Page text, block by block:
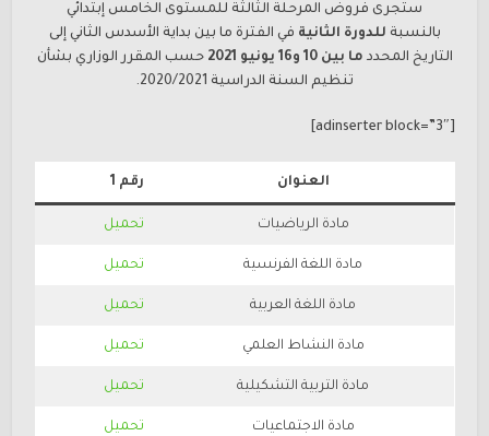
ستجرى فروض المرحلة الثالثة للمستوى الخامس إبتدائي
بالنسبة للدورة الثانية في الفترة ما بين بداية الأسدس الثاني إلى
التاريخ المحدد ما بين 10 و16 يونيو 2021
حسب المقرر الوزاري بشأن
تنظيم السنة الدراسية 2020/2021.
العنوان رقم 1
مادة الرياضيات تحميل
مادة اللغة الفرنسية تحميل
مادة اللغة العربية تحميل
مادة النشاط العلمي تحميل
مادة التربية التشكيلية تحميل
مادة الاجتماعيات تحميل